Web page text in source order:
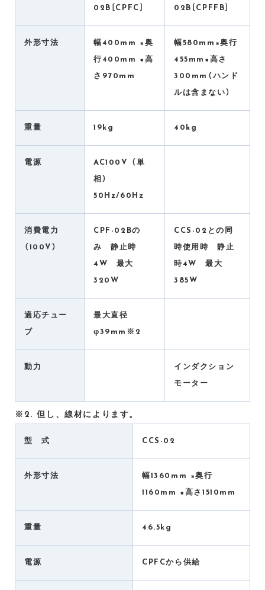
02B［CPFC］ 02B［CPFFB］
外形寸法 幅400mm ×奥
行400mm ×高
さ970mm
幅580mm×奥行
455mm×高さ
300mm（ハンド
ルは含まない）
重量 19kg 40kg
電源 AC100V （単
相）
50Hz/60Hz
消費電力
（100V）
CPF-02Bの
み 静止時
4W 最大
320W
CCS-02との同
時使用時 静止
時4W 最大
385W
適応チュー
ブ
最大直径
φ39mm※2
動力 インダクション
モーター
※2. 但し、線材によります。
型 式 CCS-02
外形寸法 幅1360mm ×奥行
1160mm ×高さ1510mm
重量 46.5kg
電源 CPFCから供給